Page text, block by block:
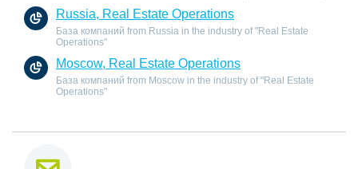
Russia, Real Estate Operations
База компаний from Russia in the industry of "Real Estate
Operations"
Moscow, Real Estate Operations
База компаний from Moscow in the industry of "Real Estate
Operations"